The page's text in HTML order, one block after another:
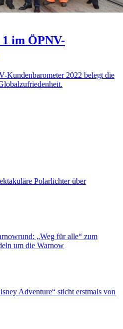
im ÖPNV-
Kundenbarometer 2022 belegt die
Polarlichter über
„Weg für alle“ zum
um die Warnow
Adventure“ sticht erstmals von